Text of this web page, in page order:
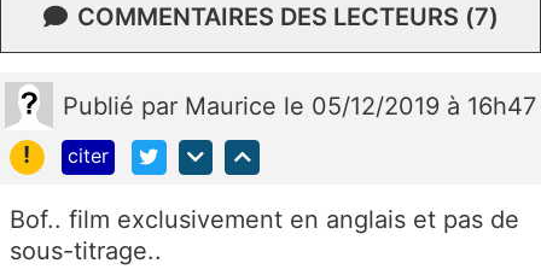
COMMENTAIRES DES LECTEURS (7)
Publié par Maurice le 05/12/2019 à 16h47
!
citer
Bof.. film exclusivement en anglais et pas de
sous-titrage..